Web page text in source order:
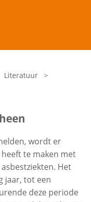
Literatuur
>
wordt er
te maken met
Het
jaar, tot een
deze periode